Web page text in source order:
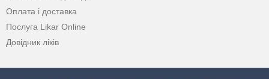
Оплата і доставка
Послуга Likar Online
Довідник ліків